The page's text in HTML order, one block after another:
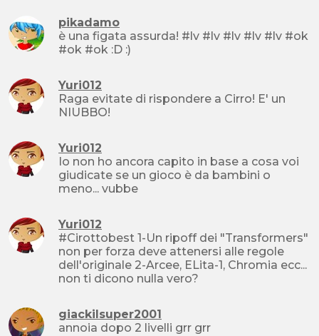
pikadamo
è una figata assurda! #lv #lv #lv #lv #lv #ok
#ok #ok :D :)
Yuri012
Raga evitate di rispondere a Cirro! E' un
NIUBBO!
Yuri012
Io non ho ancora capito in base a cosa voi
giudicate se un gioco è da bambini o
meno... vubbe
Yuri012
#Cirottobest 1-Un ripoff dei "Transformers"
non per forza deve attenersi alle regole
dell'originale 2-Arcee, ELita-1, Chromia ecc...
non ti dicono nulla vero?
giackilsuper2001
annoia dopo 2 livelli grr grr